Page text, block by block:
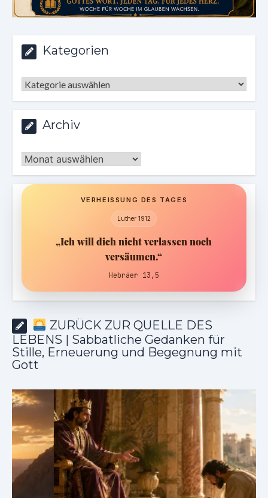
Kategorien
Kategorien
Archiv
Archiv
VERHEISSUNG DES TAGES
Luther 1912
„Ich will dich nicht verlassen noch
versäumen.“
Hebräer 13,5
ZURÜCK ZUR QUELLE DES
LEBENS | Sabbatliche Gedanken für
Stille, Erneuerung und Begegnung mit
Gott